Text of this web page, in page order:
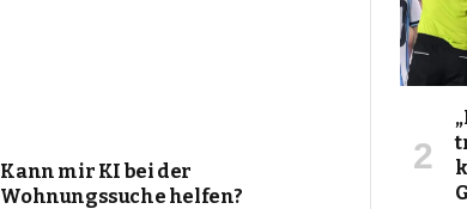
Kann mir KI bei der
Wohnungssuche helfen?